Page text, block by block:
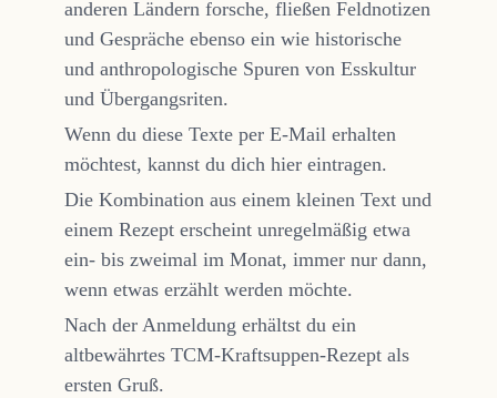
anderen Ländern forsche, fließen Feldnotizen
und Gespräche ebenso ein wie historische
und anthropologische Spuren von Esskultur
und Übergangsriten.
Wenn du diese Texte per E-Mail erhalten
möchtest, kannst du dich hier eintragen.
Die Kombination aus einem kleinen Text und
einem Rezept erscheint unregelmäßig etwa
ein- bis zweimal im Monat, immer nur dann,
wenn etwas erzählt werden möchte.
Nach der Anmeldung erhältst du ein
altbewährtes TCM-Kraftsuppen-Rezept als
ersten Gruß.